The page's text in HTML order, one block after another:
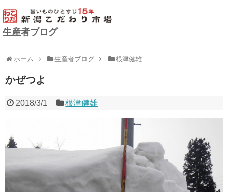
生産者ブログ
ホーム 生産者ブログ 根津健雄
かぜつよ
2018/3/1 根津健雄